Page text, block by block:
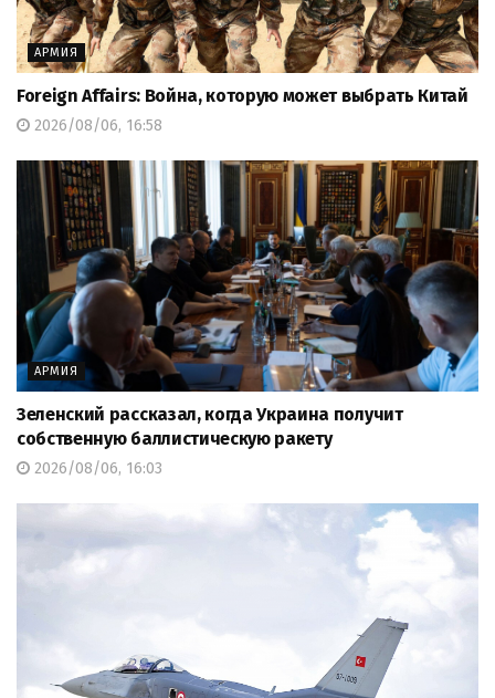
АРМИЯ
Foreign Affairs: Война, которую может выбрать Китай
2026/08/06, 16:58
АРМИЯ
Зеленский рассказал, когда Украина получит
собственную баллистическую ракету
2026/08/06, 16:03